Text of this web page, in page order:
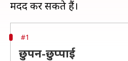
#1
छुपन-छुप्पाई